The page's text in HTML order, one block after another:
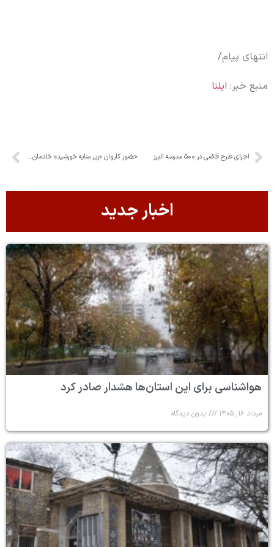
انتهای پیام/
منبع خبر: ایلنا
اجرای طرح قاضی در ۵۰۰ مدرسه البرز حضور کاروان «زیر سایه خورشید» خادمان حرم رضوی در استان البرز
اخبار جدید
هواشناسی برای این استان‌ها هشدار صادر کرد
مرداد ۱۶, ۱۴۰۵ بدون دیدگاه